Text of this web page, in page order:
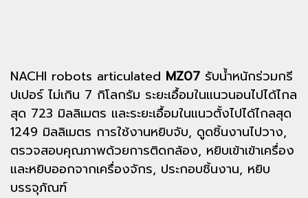
NACHI robots articulated MZ07 รับน้ำหนักร่วมกรี
ปเปอร์ ไม่เกิน 7 กิโลกรัม ระยะเอื้อมในแนวนอนไปได้ไกล
สุด 723 มิลลิเมตร และระยะเอื้อมในแนวตั้งไปได้ไกลสุด
1249 มิลลิเมตร การใช้งานหยิบจับ, ดูดชิ้นงานไปวาง,
ตรวจสอบคุณภาพด้วยการติดกล้อง, หยิบเข้าเข้าเครื่อง
และหยิบออกจากเครื่องจักร, ประกอบชิ้นงาน, หยิบ
บรรจุภัณฑ์